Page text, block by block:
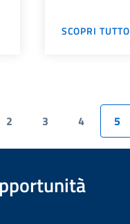
SCOPRI TUTTO
2 3 4 5